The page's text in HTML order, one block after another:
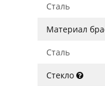
Сталь
Материал
Сталь
Стекло